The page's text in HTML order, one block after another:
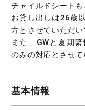
チャイルドシートも
お貸し出しは26歳
方とさせていただい
また、GWと夏期
のみの対応とさせて
基本情報